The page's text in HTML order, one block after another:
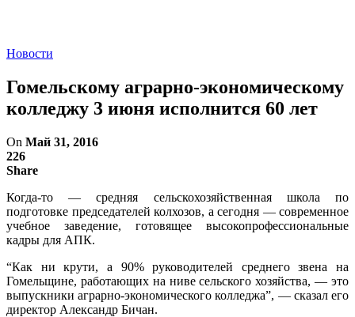
Новости
Гомельскому аграрно-экономическому
колледжу 3 июня исполнится 60 лет
On Май 31, 2016
226
Share
Когда-то — средняя сельскохозяйственная школа по
подготовке председателей колхозов, а сегодня — современное
учебное заведение, готовящее высоко­профессиональные
кадры для АПК.
“Как ни крути, а 90% руководителей среднего звена на
Гомельщине, работающих на ниве сельского хозяйства, — это
выпускники аграрно-экономического колледжа”, — сказал его
директор Александр Бичан.